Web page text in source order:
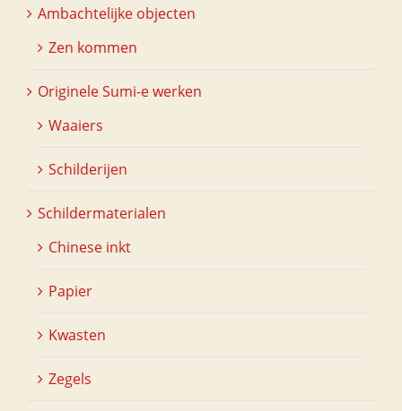
Ambachtelijke objecten
Zen kommen
Originele Sumi-e werken
Waaiers
Schilderijen
Schildermaterialen
Chinese inkt
Papier
Kwasten
Zegels